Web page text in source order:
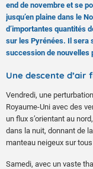
end de novembre et se
jusqu’en plaine dans le
d’importantes quantités
sur les Pyrénées. Il sera
succession de nouvelles
Une descente d’air
Vendredi, une
Royaume-Uni avec des
un flux s’orientant au
dans la nuit, donnant de
manteau neigeux sur
Samedi, avec un vaste